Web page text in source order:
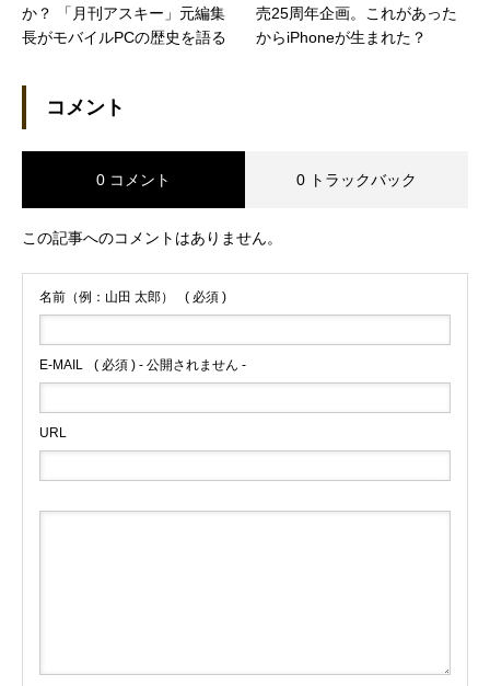
か？ 「月刊アスキー」元編集
長がモバイルPCの歴史を語る
売25周年企画。これがあった
からiPhoneが生まれた？
コメント
0 コメント 0 トラックバック
この記事へのコメントはありません。
名前（例：山田 太郎） ( 必須 )
E-MAIL ( 必須 ) - 公開されません -
URL